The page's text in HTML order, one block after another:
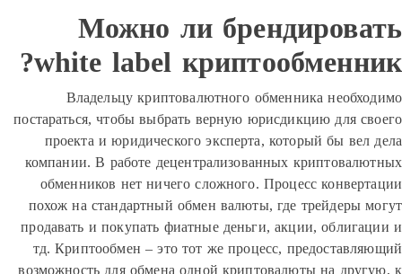
Можно ли
white label
Владельцу криптовалютного обменника
постараться, чтобы выбрать верную юрисдикцию для
проекта и юридического эксперта, который бы
компании. В работе децентрализованных
обменников нет ничего сложного. Процесс
похож на стандартный обмен валюты, где
продавать и покупать фиатные деньги, акции,
тд. Криптообмен – это тот же процесс,